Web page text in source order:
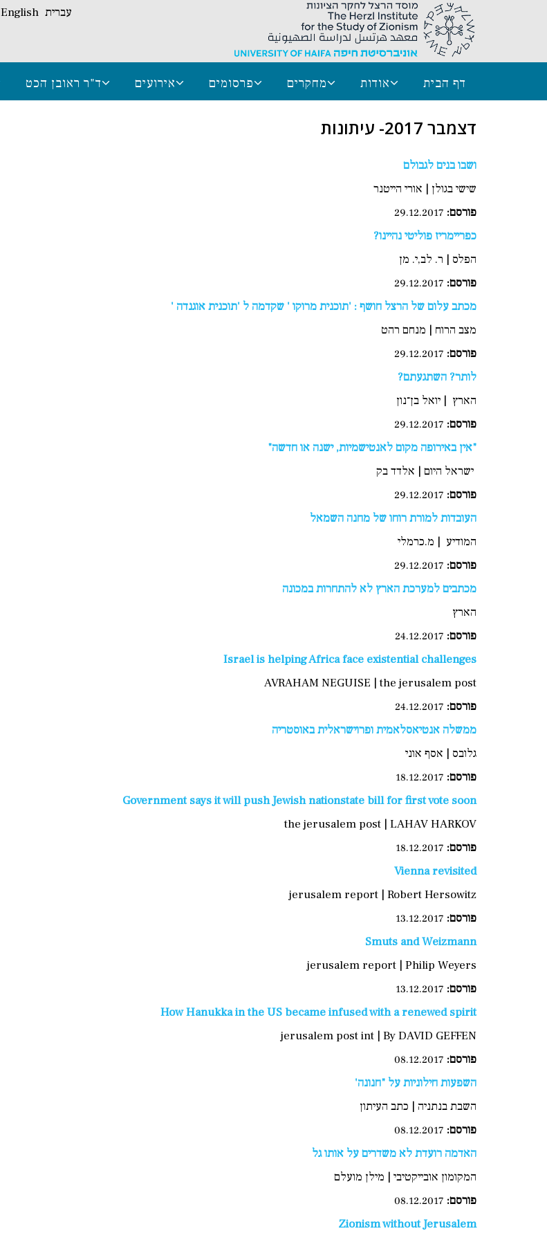
עברית English
דף הבית אודות מחקרים פרסומים אירועים ד"ר ראובן הכט
דצמבר 2017- עיתונות
ושבו בנים לגבולם
שישי בגולן | אורי הייטנר
פורסם:
כפריימריז פוליטי נהיינו?
הפלס | ר. לב,י. מן
פורסם:
מכתב עלום של הרצל חושף : 'תוכנית מרוקו ' שקדמה ל 'תוכנית אוגנדה '
מצב הרוח | מנחם רהט
פורסם:
לותר? השתגעתם?
הארץ | יואל בן־נון
פורסם:
"אין באירופה מקום לאנטישמיות, ישנה או חדשה"
ישראל היום | אלדד בק
פורסם:
העובדות למורת רוחו של מחנה השמאל
המודיע | מ.כרמלי
פורסם:
מכתבים למערכת הארץ לא להתחרות במכונה
הארץ
פורסם:
Israel is helping Africa face existential challenges
AVRAHAM NEGUISE | the jerusalem post
פורסם:
ממשלה אנטיאסלאמית ופרוישראלית באוסטריה
גלובס | אסף אוני
פורסם:
Government says it will push Jewish nationstate bill for first vote soon
the jerusalem post | LAHAV HARKOV
פורסם:
Vienna revisited
jerusalem report | Robert Hersowitz
פורסם:
Smuts and Weizmann
jerusalem report | Philip Weyers
פורסם:
How Hanukka in the US became infused with a renewed spirit
jerusalem post int | By DAVID GEFFEN
פורסם:
השפעות חילוניות על "חנונה'
השבת בנתניה | כתב העיתון
פורסם:
האדמה רועדת לא משדרים על אותו גל
המקומון אובייקטיבי | מילן מועלם
פורסם:
Zionism without Jerusalem